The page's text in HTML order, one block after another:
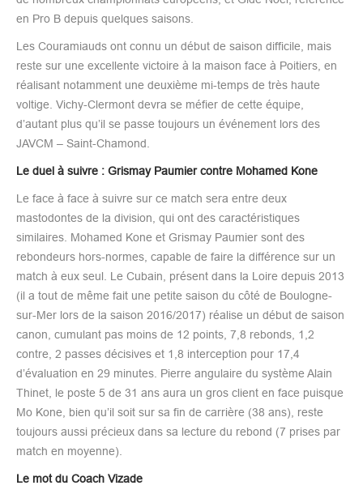
en Pro B depuis quelques saisons.
Les Couramiauds ont connu un début de saison difficile, mais
reste sur une excellente victoire à la maison face à Poitiers, en
réalisant notamment une deuxième mi-temps de très haute
voltige. Vichy-Clermont devra se méfier de cette équipe,
d’autant plus qu’il se passe toujours un événement lors des
JAVCM – Saint-Chamond.
Le duel à suivre : Grismay Paumier contre Mohamed Kone
Le face à face à suivre sur ce match sera entre deux
mastodontes de la division, qui ont des caractéristiques
similaires. Mohamed Kone et Grismay Paumier sont des
rebondeurs hors-normes, capable de faire la différence sur un
match à eux seul. Le Cubain, présent dans la Loire depuis 2013
(il a tout de même fait une petite saison du côté de Boulogne-
sur-Mer lors de la saison 2016/2017) réalise un début de saison
canon, cumulant pas moins de 12 points, 7,8 rebonds, 1,2
contre, 2 passes décisives et 1,8 interception pour 17,4
d’évaluation en 29 minutes. Pierre angulaire du système Alain
Thinet, le poste 5 de 31 ans aura un gros client en face puisque
Mo Kone, bien qu’il soit sur sa fin de carrière (38 ans), reste
toujours aussi précieux dans sa lecture du rebond (7 prises par
match en moyenne).
Le mot du Coach Vizade